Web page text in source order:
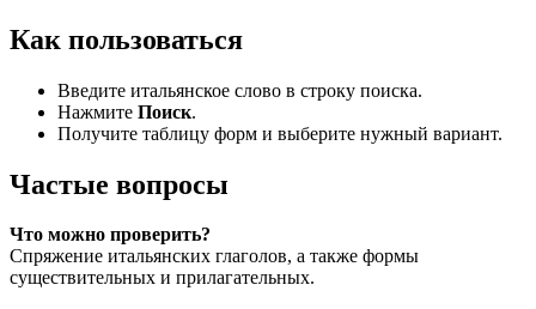
Как пользоваться
Введите итальянское слово в строку поиска.
Нажмите Поиск.
Получите таблицу форм и выберите нужный вариант.
Частые вопросы
Что можно проверить?
Спряжение итальянских глаголов, а также формы
существительных и прилагательных.